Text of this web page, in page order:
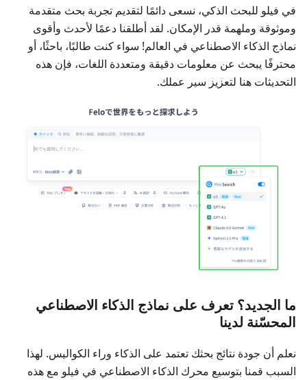
في فيلو للبحث الذكي، نسعى دائمًا لتقديم تجربة بحث متقدمة
وموثوقة وملهمة قدر الإمكان. لقد أطلقنا دعمًا لأحدث وأقوى
نماذج الذكاء الاصطناعي في العالم! سواء كنت طالبًا، باحثًا، أو
محترفًا يبحث عن معلومات دقيقة ومتعددة اللغات، فإن هذه
التحديثات هنا لتعزيز سير عملك.
ما الجديد؟ تعرف على نماذج الذكاء الاصطناعي
المحسّنة لدينا
نعلم أن جودة نتائج بحثك تعتمد على الذكاء وراء الكواليس. لهذا
السبب قمنا بتوسيع محرك الذكاء الاصطناعي في فيلو مع هذه